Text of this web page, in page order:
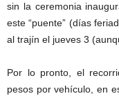
sin la ceremonia
este “puente” (días
al trajín el jueves 3
Por lo pronto, el
pesos por vehículo, en